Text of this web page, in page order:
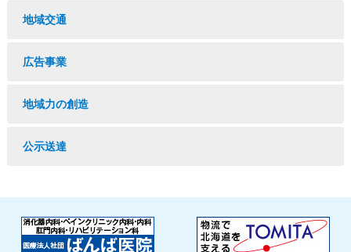
地域交通
広告事業
地域力の創造
公示送達